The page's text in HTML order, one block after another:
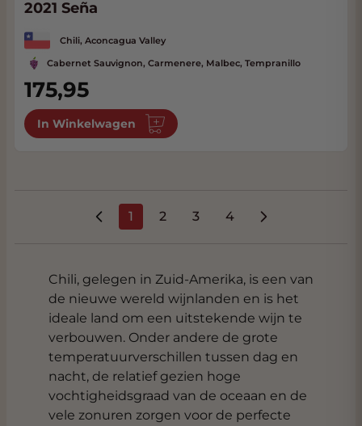
2021 Seña
Chili, Aconcagua Valley
Cabernet Sauvignon, Carmenere, Malbec, Tempranillo
175,95
In Winkelwagen
U lees momenteel pagina
1 Pagina
2 Pagina
3 Pagina
4
Chili, gelegen in Zuid-Amerika, is een van
de nieuwe wereld wijnlanden en is het
ideale land om een uitstekende wijn te
verbouwen. Onder andere de grote
temperatuurverschillen tussen dag en
nacht, de relatief gezien hoge
vochtigheidsgraad van de oceaan en de
vele zonuren zorgen voor de perfecte